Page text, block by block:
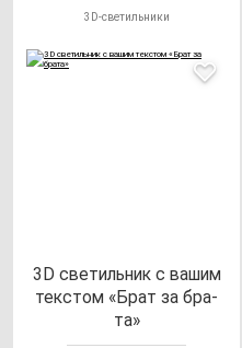
3D-светильники
3D све­тиль­ник с ва­шим
тек­стом «Брат за бра­
та»